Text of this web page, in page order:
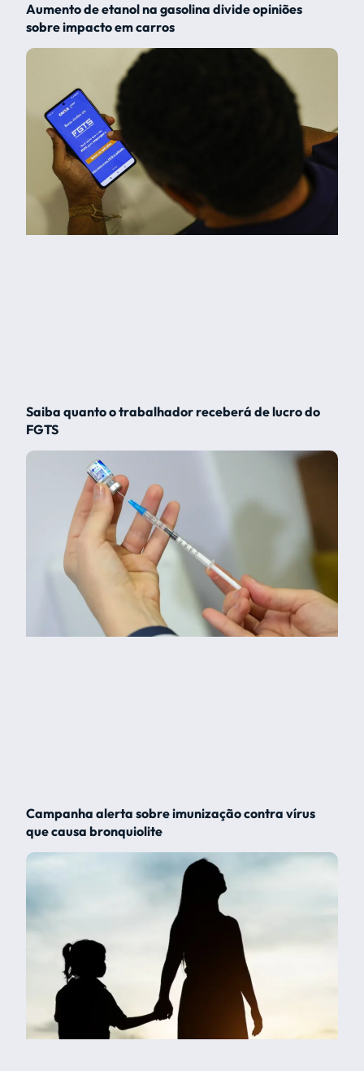
Aumento de etanol na gasolina divide opiniões
sobre impacto em carros
Saiba quanto o trabalhador receberá de lucro do
FGTS
Campanha alerta sobre imunização contra vírus
que causa bronquiolite